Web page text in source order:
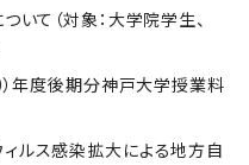
て（対象：大学院学生、
年度後期分神戸大学授業料
ルス感染拡大による地方自